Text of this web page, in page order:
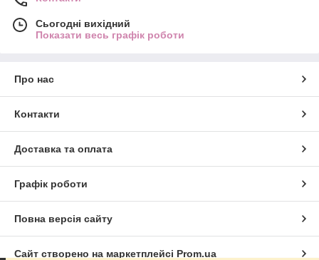
Сьогодні вихідний
Показати весь графік роботи
Про нас
Контакти
Доставка та оплата
Графік роботи
Повна версія сайту
Сайт створено на маркетплейсі Prom.ua